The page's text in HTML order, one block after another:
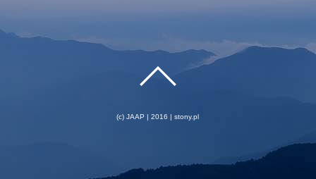
(c) JAAP | 2016 | stony.pl